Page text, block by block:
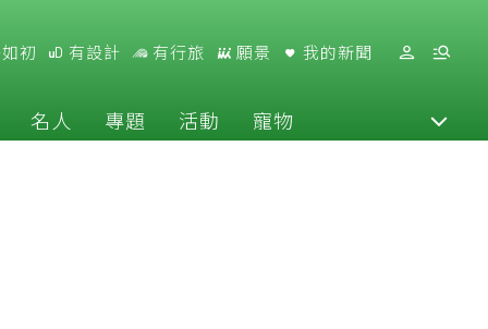
初 有設計 有行旅 願景 我的新聞
名人 專題 活動 寵物